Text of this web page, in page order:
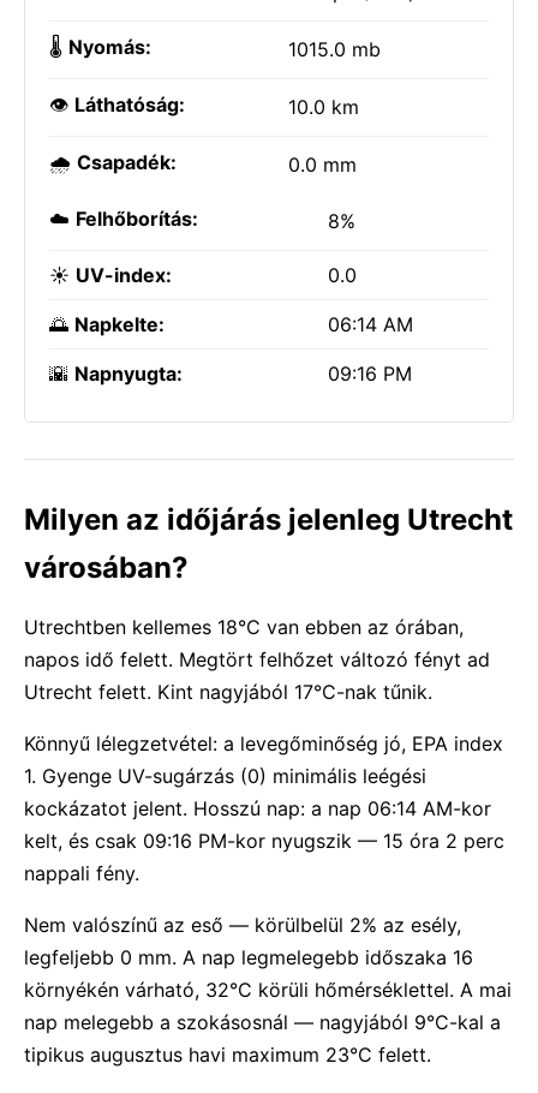
🌡️ Nyomás: 1015.0 mb
👁️ Láthatóság: 10.0 km
🌧️ Csapadék: 0.0 mm
☁️ Felhőborítás: 8%
☀️ UV-index: 0.0
🌅 Napkelte: 06:14 AM
🌇 Napnyugta: 09:16 PM
Milyen az időjárás jelenleg Utrecht
városában?
Utrechtben kellemes 18°C van ebben az órában,
napos idő felett. Megtört felhőzet változó fényt ad
Utrecht felett. Kint nagyjából 17°C-nak tűnik.
Könnyű lélegzetvétel: a levegőminőség jó, EPA index
1. Gyenge UV-sugárzás (0) minimális leégési
kockázatot jelent. Hosszú nap: a nap 06:14 AM-kor
kelt, és csak 09:16 PM-kor nyugszik — 15 óra 2 perc
nappali fény.
Nem valószínű az eső — körülbelül 2% az esély,
legfeljebb 0 mm. A nap legmelegebb időszaka 16
környékén várható, 32°C körüli hőmérséklettel. A mai
nap melegebb a szokásosnál — nagyjából 9°C-kal a
tipikus augusztus havi maximum 23°C felett.